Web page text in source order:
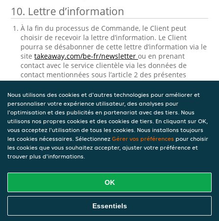
10. Lettre d’information
À la fin du processus de Commande, le Client peut
choisir de recevoir la lettre d’information. Le Client
pourra se désabonner de cette lettre d’information via le
sitetakeaway.com/be-fr/newsletterou en prenant
contact avec le service clientèle via les données de
contact mentionnées sous l’article 2 des présentes
Conditions générales Clients sous ‘contact’.
11. Consultation et correction des
données personnelles stockées
Takeaway.com traitera les données personnelles
relatives au Client. Ce processus de traitement de
données personnelles est régi parCharte vie privée.
Nous utilisons des cookies et d'autres technologies pour améliorer et
personnaliser votre expérience utilisateur, des analyses pour
l'optimisation et des publicités en partenariat avec des tiers. Nous
utilisons nos propres cookies et des cookies de tiers. En cliquant sur OK,
vous acceptez l'utilisation de tous les cookies. Nous installons toujours
les cookies nécessaires. Sélectionnez Gérer vos préférences pour choisir
les cookies que vous souhaitez accepter, ajuster votre préférence et
trouver plus d'informations.
OK
Essentiels